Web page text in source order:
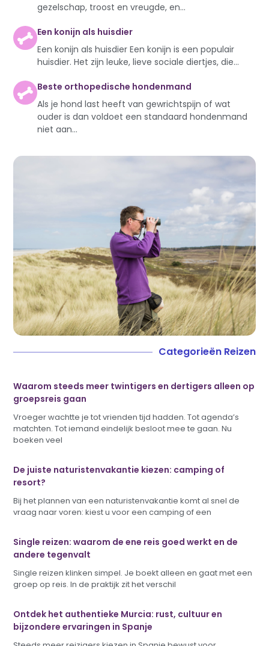
gezelschap, troost en vreugde, en...
Een konijn als huisdier
Een konijn als huisdier Een konijn is een populair
huisdier. Het zijn leuke, lieve sociale diertjes, die...
Beste orthopedische hondenmand
Als je hond last heeft van gewrichtspijn of wat
ouder is dan voldoet een standaard hondenmand
niet aan...
Categorieën Reizen
Waarom steeds meer twintigers en dertigers alleen op
groepsreis gaan
Vroeger wachtte je tot vrienden tijd hadden. Tot agenda’s
matchten. Tot iemand eindelijk besloot mee te gaan. Nu
boeken veel
De juiste naturistenvakantie kiezen: camping of
resort?
Bij het plannen van een naturistenvakantie komt al snel de
vraag naar voren: kiest u voor een camping of een
Single reizen: waarom de ene reis goed werkt en de
andere tegenvalt
Single reizen klinken simpel. Je boekt alleen en gaat met een
groep op reis. In de praktijk zit het verschil
Ontdek het authentieke Murcia: rust, cultuur en
bijzondere ervaringen in Spanje